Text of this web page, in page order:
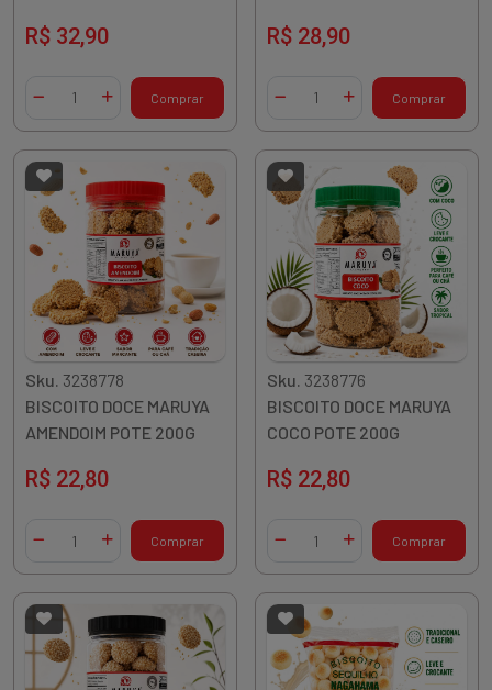
R$ 32,90
Diminuir QuantidadeAdicionar Quantidade
Comprar
TAIWAN
R$ 28,90
Diminuir QuantidadeAdicionar Quantidade
Comprar
Sku. 3238778
BISCOITO DOCE MARUYA
AMENDOIM POTE 200G
R$ 22,80
Diminuir QuantidadeAdicionar Quantidade
Comprar
Sku. 3238776
BISCOITO DOCE MARUYA
COCO POTE 200G
R$ 22,80
Diminuir QuantidadeAdicionar Quantidade
Comprar